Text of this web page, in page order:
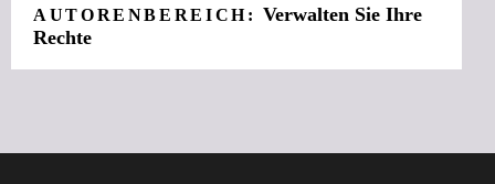
AUTORENBEREICH:Verwalten Sie Ihre
Rechte